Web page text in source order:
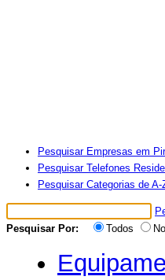
Pesquisar Empresas em
Pesquisar Telefones
Pesquisar Categorias de
Pesquisar Por:
Todos